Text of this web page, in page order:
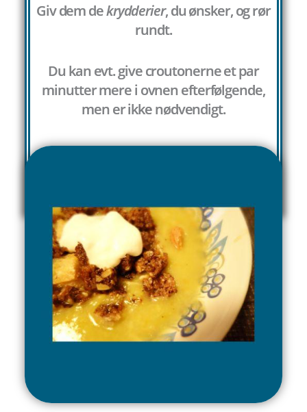
Giv dem dekrydderier, du ønsker, og rør
rundt.
Du kan evt. give croutonerne et par
minutter mere i ovnen efterfølgende,
men er ikke nødvendigt.